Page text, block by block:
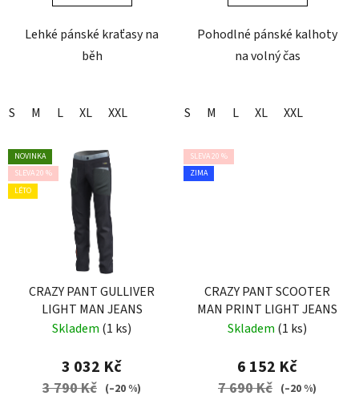
Lehké pánské kraťasy na
běh
S M L XL XXL
Pohodlné pánské kalhoty
na volný čas
S M L XL XXL
NOVINKA
SLEVA 20 %
LÉTO
CRAZY PANT GULLIVER
LIGHT MAN JEANS
Skladem (1 ks)
3 032 Kč
3 790 Kč (–20 %)
SLEVA 20 %
ZIMA
CRAZY PANT SCOOTER
MAN PRINT LIGHT JEANS
Skladem (1 ks)
6 152 Kč
7 690 Kč (–20 %)